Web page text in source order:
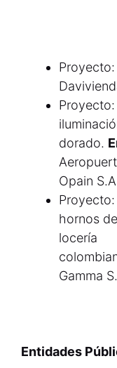
dorado.
Opain
hornos
locería
Gamma
Entidades